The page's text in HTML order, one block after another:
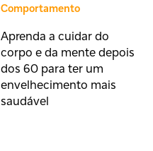
Comportamento
Aprenda a cuidar do
corpo e da mente depois
dos 60 para ter um
envelhecimento mais
saudável